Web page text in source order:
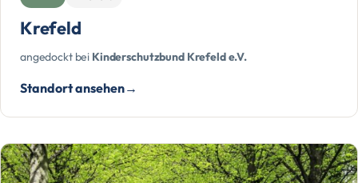
Krefeld
angedockt bei Kinderschutzbund Krefeld e.V.
Standort ansehen